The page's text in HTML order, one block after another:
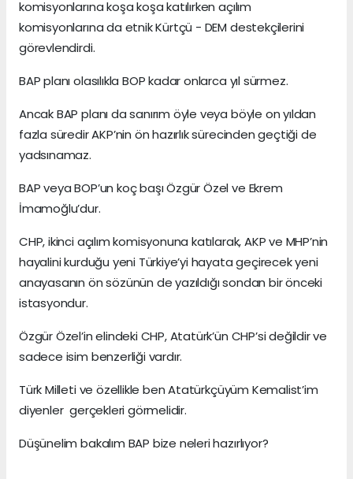
komisyonlarına koşa koşa katılırken açılım
komisyonlarına da etnik Kürtçü - DEM destekçilerini
görevlendirdi.
BAP planı olasılıkla BOP kadar onlarca yıl sürmez.
Ancak BAP planı da sanırım öyle veya böyle on yıldan
fazla süredir AKP’nin ön hazırlık sürecinden geçtiği de
yadsınamaz.
BAP veya BOP’un koç başı Özgür Özel ve Ekrem
İmamoğlu’dur.
CHP, ikinci açılım komisyonuna katılarak, AKP ve MHP’nin
hayalini kurduğu yeni Türkiye’yi hayata geçirecek yeni
anayasanın ön sözünün de yazıldığı sondan bir önceki
istasyondur.
Özgür Özel’in elindeki CHP, Atatürk’ün CHP’si değildir ve
sadece isim benzerliği vardır.
Türk Milleti ve özellikle ben Atatürkçüyüm Kemalist’im
diyenler gerçekleri görmelidir.
Düşünelim bakalım BAP bize neleri hazırlıyor?